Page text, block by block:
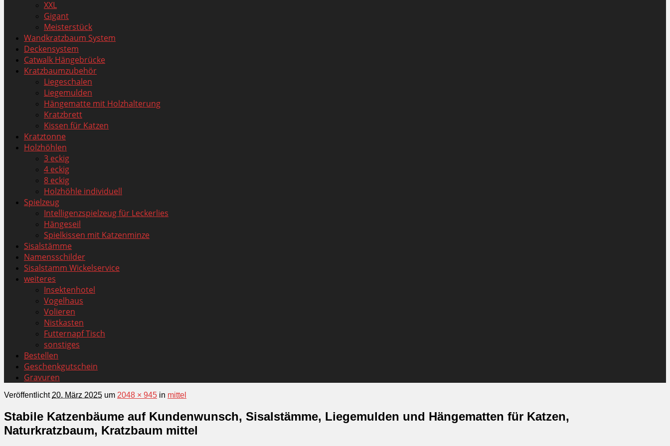
XXL
Gigant
Meisterstück
Wandkratzbaum System
Deckensystem
Catwalk Hängebrücke
Kratzbaumzubehör
Liegeschalen
Liegemulden
Hängematte mit Holzhalterung
Kratzbrett
Kissen für Katzen
Kratztonne
Holzhöhlen
3 eckig
4 eckig
8 eckig
Holzhöhle individuell
Spielzeug
Intelligenzspielzeug für Leckerlies
Hängeseil
Spielkissen mit Katzenminze
Sisalstämme
Namensschilder
Sisalstamm Wickelservice
weiteres
Insektenhotel
Vogelhaus
Volieren
Nistkasten
Futternapf Tisch
sonstiges
Bestellen
Geschenkgutschein
Gravuren
Veröffentlicht 20. März 2025 um 2048 × 945 in mittel
Stabile Katzenbäume auf Kundenwunsch, Sisalstämme, Liegemulden und Hängematten für Katzen,
Naturkratzbaum, Kratzbaum mittel